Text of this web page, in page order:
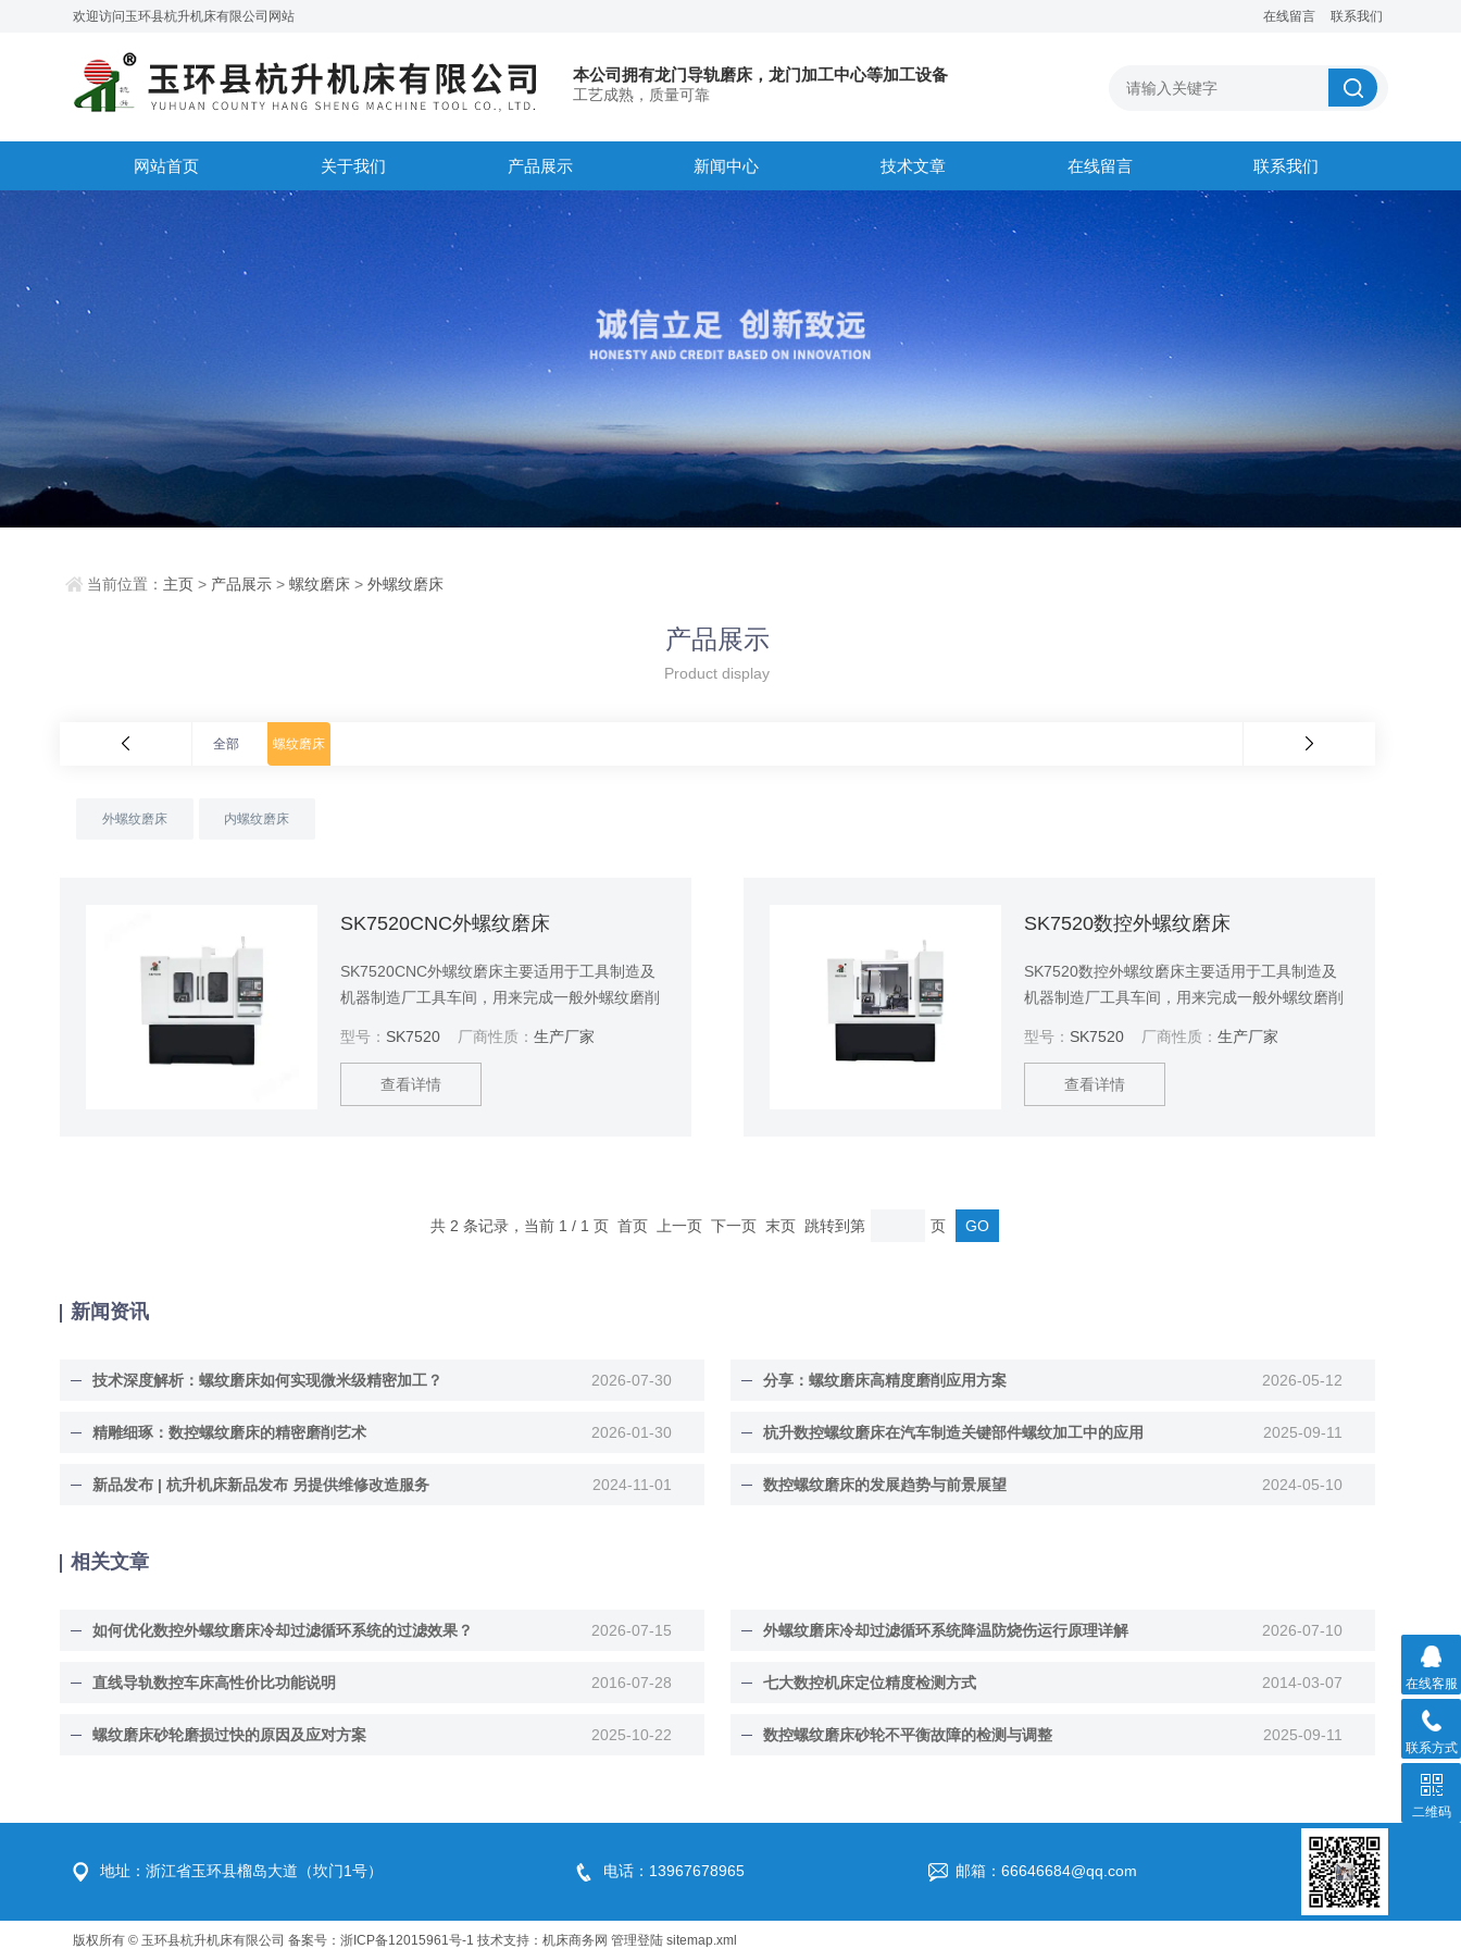
欢迎访问玉环县杭升机床有限公司网站 在线留言 联系我们
本公司拥有龙门导轨磨床，龙门加工中心等加工设备
工艺成熟，质量可靠
网站首页 关于我们 产品展示 新闻中心 技术文章 在线留言 联系我们
当前位置： 主页 > 产品展示 >螺纹磨床 >外螺纹磨床
产品展示
Product display
全部 螺纹磨床
外螺纹磨床 内螺纹磨床
SK7520CNC外螺纹磨床
SK7520CNC外螺纹磨床主要适用于工具制造及
机器制造厂工具车间，用来完成一般外螺纹磨削
圆弧形的外螺纹;也可用于汽车方向机活塞批量生
型号： SK7520 厂商性质：生产厂家
查看详情
SK7520数控外螺纹磨床
SK7520数控外螺纹磨床主要适用于工具制造及
机器制造厂工具车间，用来完成一般外螺纹磨削
圆弧形的外螺纹;也可用于汽车方向机活塞批量生
型号： SK7520 厂商性质：生产厂家
查看详情
共 2 条记录，当前 1 / 1 页 首页 上一页 下一页 末页 跳转到第 页
新闻资讯
技术深度解析：螺纹磨床如何实现微米级精密加工？ 2026-07-30 分享：螺纹磨床高精度磨削应用方案 2026-05-12
精雕细琢：数控螺纹磨床的精密磨削艺术 2026-01-30 杭升数控螺纹磨床在汽车制造关键部件螺纹加工中的应用 2025-09-11
新品发布 | 杭升机床新品发布 另提供维修改造服务 2024-11-01 数控螺纹磨床的发展趋势与前景展望 2024-05-10
相关文章
如何优化数控外螺纹磨床冷却过滤循环系统的过滤效果？ 2026-07-15 外螺纹磨床冷却过滤循环系统降温防烧伤运行原理详解 2026-07-10
直线导轨数控车床高性价比功能说明 2016-07-28 七大数控机床定位精度检测方式 2014-03-07
螺纹磨床砂轮磨损过快的原因及应对方案 2025-10-22 数控螺纹磨床砂轮不平衡故障的检测与调整 2025-09-11
地址：浙江省玉环县榴岛大道（坎门1号） 电话：13967678965 邮箱：66646684@qq.com
版权所有 © 玉环县杭升机床有限公司备案号：浙ICP备12015961号-1 技术支持：机床商务网 管理登陆 sitemap.xml
在线客服
联系方式
二维码